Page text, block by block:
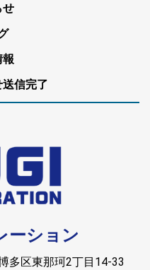
せ
報
信完了
ーション
多区東那珂2丁目14-33